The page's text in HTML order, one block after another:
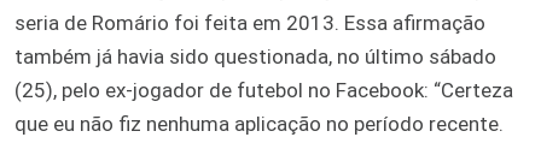
seria de Romário foi feita em 2013. Essa afirmação
também já havia sido questionada, no último sábado
(25), pelo ex-jogador de futebol no Facebook: “Certeza
que eu não fiz nenhuma aplicação no período recente.